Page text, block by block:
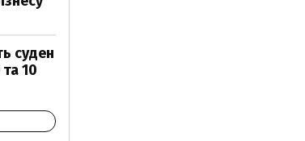
суден
10